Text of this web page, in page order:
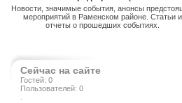
Новости, значимые события, анонсы
мероприятий в Раменском районе. Статьи и
отчеты о прошедших событиях.
Сейчас на сайте
Гостей: 0
Пользователей: 0